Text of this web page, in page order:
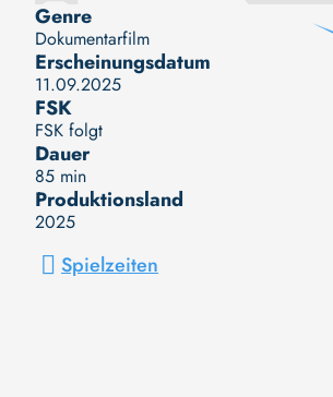
Genre
Dokumentarfilm
Erscheinungsdatum
11.09.2025
FSK
FSK folgt
Dauer
85 min
Produktionsland
2025
Spielzeiten